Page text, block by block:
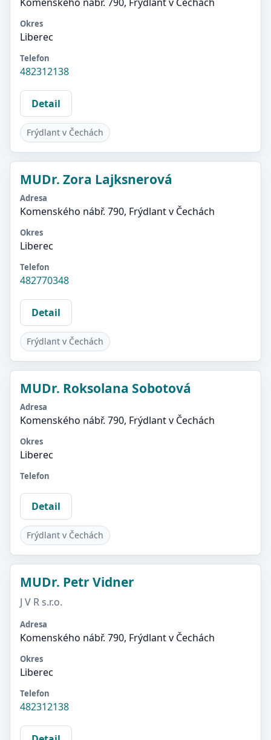
Okres
Liberec
Telefon
482312138
Detail
Frýdlant v Čechách
MUDr. Zora Lajksnerová
Adresa
Komenského nábř. 790, Frýdlant v Čechách
Okres
Liberec
Telefon
482770348
Detail
Frýdlant v Čechách
MUDr. Roksolana Sobotová
Adresa
Komenského nábř. 790, Frýdlant v Čechách
Okres
Liberec
Telefon
Detail
Frýdlant v Čechách
MUDr. Petr Vidner
J V R s.r.o.
Adresa
Komenského nábř. 790, Frýdlant v Čechách
Okres
Liberec
Telefon
482312138